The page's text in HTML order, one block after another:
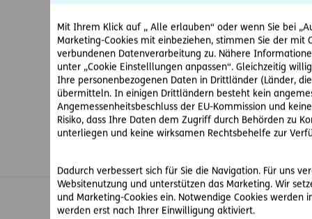
Mit Ihrem Klick auf „ Alle erlauben“ oder wenn Sie bei
Marketing-Cookies mit einbeziehen, stimmen Sie der mit
verbundenen Datenverarbeitung zu. Nähere
unter „Cookie Einstelllungen anpassen“. Gleichzeitig
Ihre personenbezogenen Daten in Drittländer (Länder,
übermitteln. In einigen Drittländern besteht kein
Angemessenheitsbeschluss der EU-Kommission und
Risiko, dass Ihre Daten dem Zugriff durch Behörden zu
unterliegen und keine wirksamen Rechtsbehelfe zur
Dadurch verbessert sich für Sie die Navigation. Für uns
Websitenutzung und unterstützen das Marketing. Wir
und Marketing-Cookies ein. Notwendige Cookies werden
werden erst nach Ihrer Einwilligung aktiviert.
© ERGO Versicherung Aktiengesellschaft